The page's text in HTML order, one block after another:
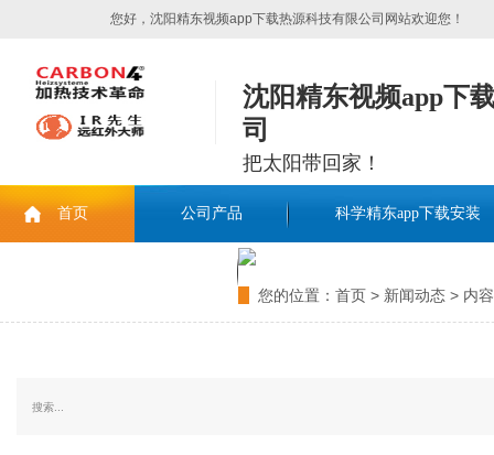
您好，沈阳精东视频app下载热源科技有限公司网站欢迎您！
沈阳精东视频app下
司
把太阳带回家！
首页 公司产品 科学精东app下载安装
您的位置： 首页 > 新闻动态 > 内容